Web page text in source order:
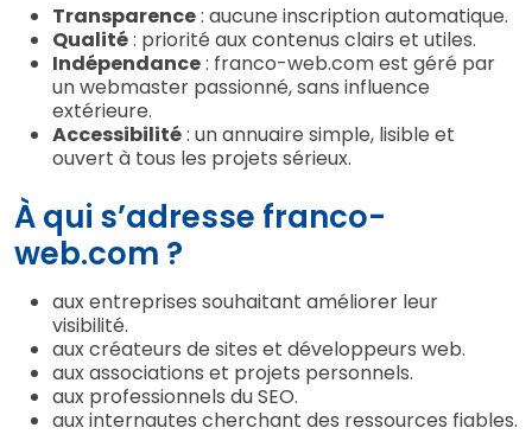
Transparence: aucune inscription automatique.
Qualité: priorité aux contenus clairs et utiles.
Indépendance: franco-web.com est géré par
un webmaster passionné, sans influence
extérieure.
Accessibilité: un annuaire simple, lisible et
ouvert à tous les projets sérieux.
À qui s’adresse franco-
web.com ?
aux entreprises souhaitant améliorer leur
visibilité.
aux créateurs de sites et développeurs web.
aux associations et projets personnels.
aux professionnels du SEO.
aux internautes cherchant des ressources fiables.